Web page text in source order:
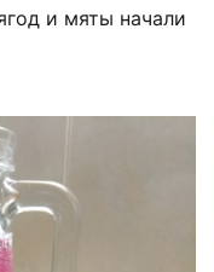
и мяты начали